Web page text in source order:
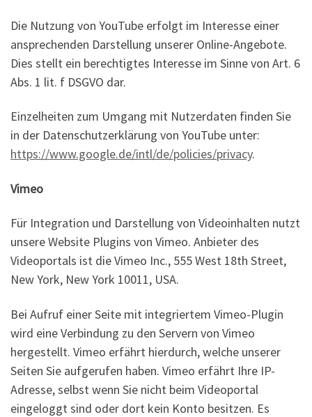
Die Nutzung von YouTube erfolgt im Interesse einer
ansprechenden Darstellung unserer Online-Angebote.
Dies stellt ein berechtigtes Interesse im Sinne von Art. 6
Abs. 1 lit. f DSGVO dar.
Einzelheiten zum Umgang mit Nutzerdaten finden Sie
in der Datenschutzerklärung von YouTube unter:
https://www.google.de/intl/de/policies/privacy.
Vimeo
Für Integration und Darstellung von Videoinhalten nutzt
unsere Website Plugins von Vimeo. Anbieter des
Videoportals ist die Vimeo Inc., 555 West 18th Street,
New York, New York 10011, USA.
Bei Aufruf einer Seite mit integriertem Vimeo-Plugin
wird eine Verbindung zu den Servern von Vimeo
hergestellt. Vimeo erfährt hierdurch, welche unserer
Seiten Sie aufgerufen haben. Vimeo erfährt Ihre IP-
Adresse, selbst wenn Sie nicht beim Videoportal
eingeloggt sind oder dort kein Konto besitzen. Es